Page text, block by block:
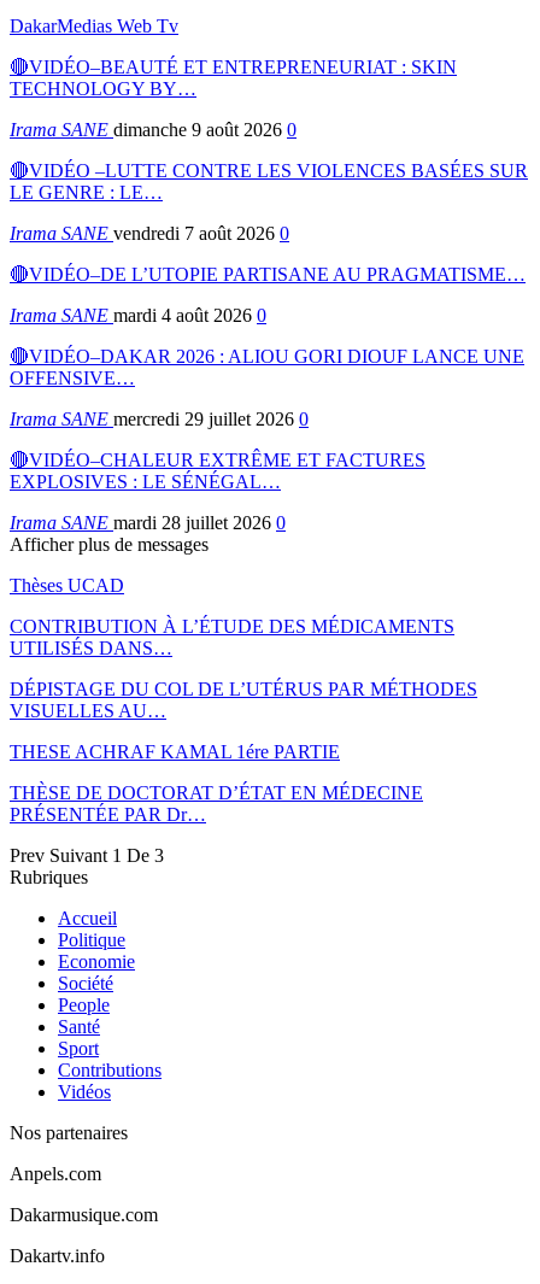
DakarMedias Web Tv
🔴VIDÉO–BEAUTÉ ET ENTREPRENEURIAT : SKIN
TECHNOLOGY BY…
Irama SANE dimanche 9 août 2026 0
🔴VIDÉO –LUTTE CONTRE LES VIOLENCES BASÉES SUR
LE GENRE : LE…
Irama SANE vendredi 7 août 2026 0
🔴VIDÉO–DE L’UTOPIE PARTISANE AU PRAGMATISME…
Irama SANE mardi 4 août 2026 0
🔴VIDÉO–DAKAR 2026 : ALIOU GORI DIOUF LANCE UNE
OFFENSIVE…
Irama SANE mercredi 29 juillet 2026 0
🔴VIDÉO–CHALEUR EXTRÊME ET FACTURES
EXPLOSIVES : LE SÉNÉGAL…
Irama SANE mardi 28 juillet 2026 0
Afficher plus de messages
Thèses UCAD
CONTRIBUTION À L’ÉTUDE DES MÉDICAMENTS
UTILISÉS DANS…
DÉPISTAGE DU COL DE L’UTÉRUS PAR MÉTHODES
VISUELLES AU…
THESE ACHRAF KAMAL 1ére PARTIE
THÈSE DE DOCTORAT D’ÉTAT EN MÉDECINE
PRÉSENTÉE PAR Dr…
Prev Suivant 1 De 3
Rubriques
Accueil
Politique
Economie
Société
People
Santé
Sport
Contributions
Vidéos
Nos partenaires
Anpels.com
Dakarmusique.com
Dakartv.info